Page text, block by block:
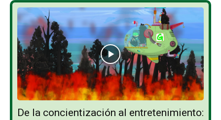
De la concientización al entretenimiento: